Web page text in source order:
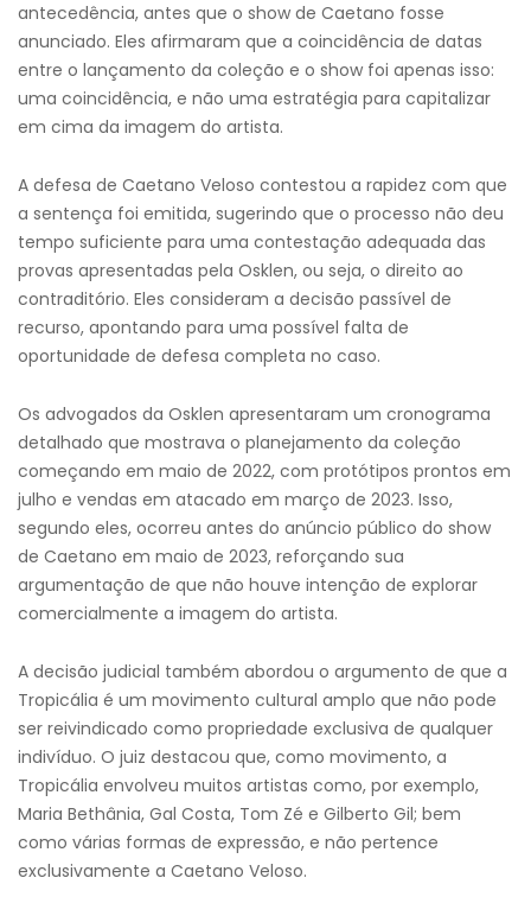
antecedência, antes que o show de Caetano fosse
anunciado. Eles afirmaram que a coincidência de datas
entre o lançamento da coleção e o show foi apenas isso:
uma coincidência, e não uma estratégia para capitalizar
em cima da imagem do artista.
A defesa de Caetano Veloso contestou a rapidez com que
a sentença foi emitida, sugerindo que o processo não deu
tempo suficiente para uma contestação adequada das
provas apresentadas pela Osklen, ou seja, o direito ao
contraditório. Eles consideram a decisão passível de
recurso, apontando para uma possível falta de
oportunidade de defesa completa no caso.
Os advogados da Osklen apresentaram um cronograma
detalhado que mostrava o planejamento da coleção
começando em maio de 2022, com protótipos prontos em
julho e vendas em atacado em março de 2023. Isso,
segundo eles, ocorreu antes do anúncio público do show
de Caetano em maio de 2023, reforçando sua
argumentação de que não houve intenção de explorar
comercialmente a imagem do artista.
A decisão judicial também abordou o argumento de que a
Tropicália é um movimento cultural amplo que não pode
ser reivindicado como propriedade exclusiva de qualquer
indivíduo. O juiz destacou que, como movimento, a
Tropicália envolveu muitos artistas como, por exemplo,
Maria Bethânia, Gal Costa, Tom Zé e Gilberto Gil; bem
como várias formas de expressão, e não pertence
exclusivamente a Caetano Veloso.